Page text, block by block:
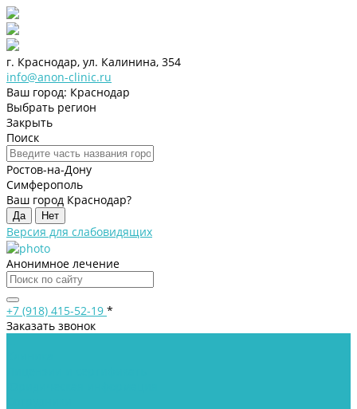
г. Краснодар, ул. Калинина, 354
info@anon-clinic.ru
Ваш город: Краснодар
Выбрать регион
Закрыть
Поиск
Ростов-на-Дону
Симферополь
Ваш город Краснодар?
Да Нет
Версия для слабовидящих
Анонимное лечение
+7 (918) 415-52-19 *
Заказать звонок